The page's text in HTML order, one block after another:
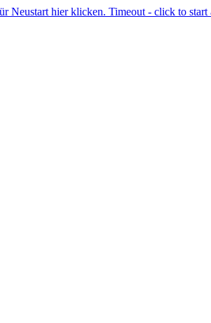
Neustart hier klicken. Timeout - click to start